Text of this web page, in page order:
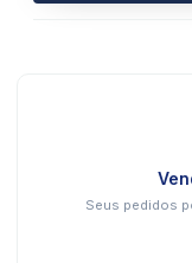
Seus pedidos